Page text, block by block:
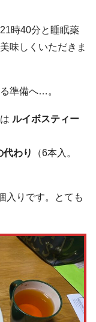
時40分と睡眠薬
味しくいただきま
準備へ…。
ルイボスティー
代わり
（6本入。
入りです。とても